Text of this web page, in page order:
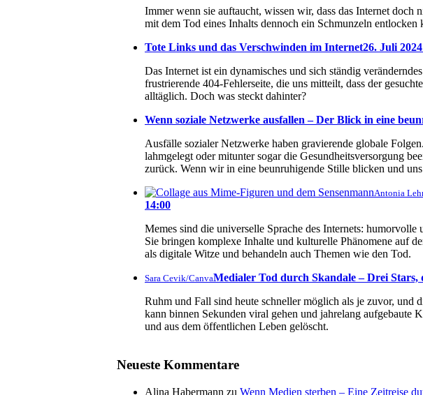
Immer wenn sie auftaucht, wissen wir, dass das Internet
mit dem Tod eines Inhalts dennoch ein Schmunzeln entlocken
Tote Links und das Verschwinden im Internet26. Juli
Das Internet ist ein dynamisches und sich ständig
frustrierende 404-Fehlerseite, die uns mitteilt, dass der
alltäglich. Doch was steckt dahinter?
Wenn soziale Netzwerke ausfallen – Der Blick in eine
Ausfälle sozialer Netzwerke haben gravierende globale
lahmgelegt oder mitunter sogar die Gesundheitsversorgung
zurück. Wenn wir in eine beunruhigende Stille blicken und
Antonia
14:00
Memes sind die universelle Sprache des Internets:
Sie bringen komplexe Inhalte und kulturelle Phänomene auf
als digitale Witze und behandeln auch Themen wie den Tod.
Sara Cevik/CanvaMedialer Tod durch Skandale – Drei Stars,
Ruhm und Fall sind heute schneller möglich als je zuvor, und
kann binnen Sekunden viral gehen und jahrelang
und aus dem öffentlichen Leben gelöscht.
Neueste Kommentare
Alina Habermann zu Wenn Medien sterben – Eine Zeitreise